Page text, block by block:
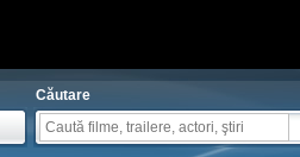
Căutare